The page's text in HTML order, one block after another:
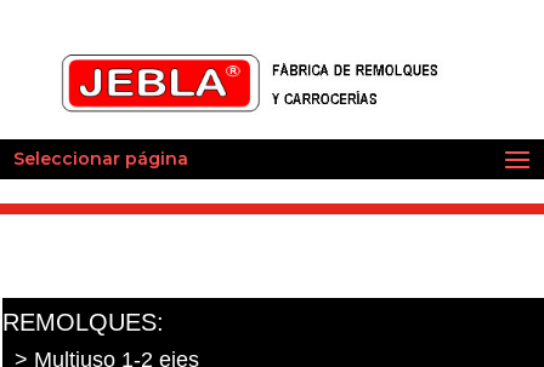
Seleccionar página
REMOLQUES:
> Multiuso 1-2 ejes